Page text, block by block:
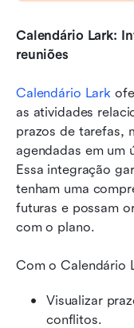
Calendário Lark:
reuniões
Calendário Lark
as atividades
prazos de tarefas,
agendadas em um
Essa integração
tenham uma
futuras e possam
com o plano.
Com o Calendário
Visualizar
conflitos.